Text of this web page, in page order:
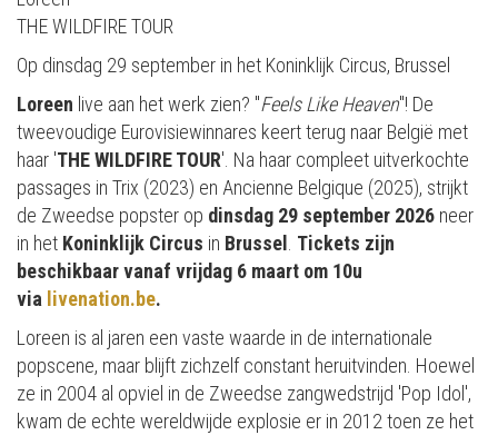
THE WILDFIRE TOUR
Op dinsdag 29 september in het Koninklijk Circus, Brussel
Loreen live aan het werk zien? "Feels Like Heaven"! De
tweevoudige Eurovisiewinnares keert terug naar België met
haar 'THE WILDFIRE TOUR'. Na haar compleet uitverkochte
passages in Trix (2023) en Ancienne Belgique (2025), strijkt
de Zweedse popster op dinsdag 29 september 2026 neer
in het Koninklijk Circus in Brussel . Tickets zijn
beschikbaar vanaf vrijdag 6 maart om 10u
via livenation.be.
Loreen is al jaren een vaste waarde in de internationale
popscene, maar blijft zichzelf constant heruitvinden. Hoewel
ze in 2004 al opviel in de Zweedse zangwedstrijd 'Pop Idol',
kwam de echte wereldwijde explosie er in 2012 toen ze het